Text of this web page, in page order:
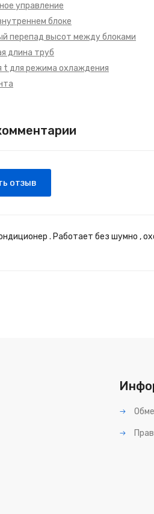
управление
блоке
перепад высот между блоками
длина труб
t для режима охлаждения
ОТЗЫВ
. Работает без шумно ,